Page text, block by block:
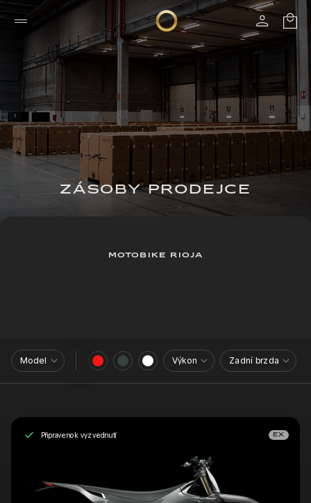
ZÁSOBY PRODEJCE
MOTOBIKE RIOJA
Model Výkon Zadní brzda
Připraveno k vyzvednutí EX